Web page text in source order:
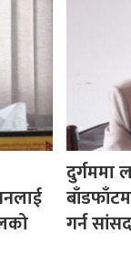
दुर्गममा
गर्न